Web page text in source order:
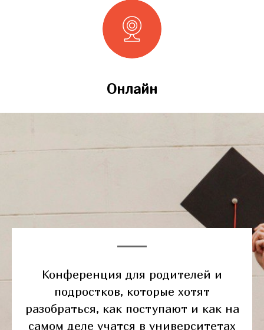
Онлайн
Конференция для родителей и
подростков, которые хотят
разобраться, как поступают и как на
самом деле учатся в университетах